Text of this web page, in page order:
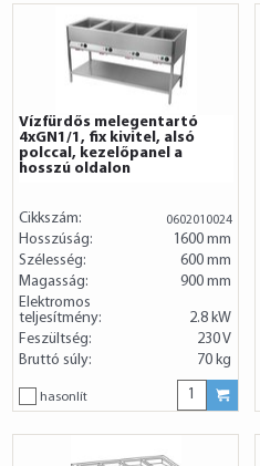
Vízfürdős melegentartó
4xGN1/1, fix kivitel, alsó
polccal, kezelőpanel a
hosszú oldalon
Cikkszám: 0602010024
Hosszúság:
1600 mm
Szélesség:
600 mm
Magasság:
900 mm
Elektromos
teljesítmény:
2.8 kW
Feszültség:
230 V
Bruttó súly:
70 kg
hasonlít